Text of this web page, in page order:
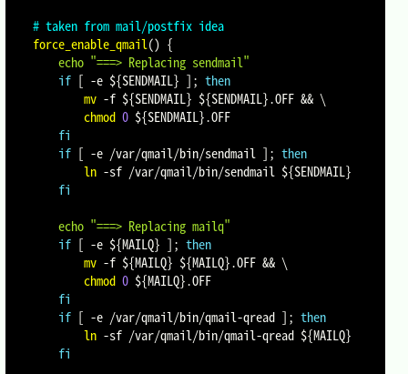
# taken from mail/postfix idea
force_enable_qmail() {
echo "===> Replacing sendmail"
if [ -e ${SENDMAIL} ]; then
mv -f ${SENDMAIL} ${SENDMAIL}.OFF && \
chmod 0 ${SENDMAIL}.OFF
fi
if [ -e /var/qmail/bin/sendmail ]; then
ln -sf /var/qmail/bin/sendmail ${SENDMAIL}
fi
echo "===> Replacing mailq"
if [ -e ${MAILQ} ]; then
mv -f ${MAILQ} ${MAILQ}.OFF && \
chmod 0 ${MAILQ}.OFF
fi
if [ -e /var/qmail/bin/qmail-qread ]; then
ln -sf /var/qmail/bin/qmail-qread ${MAILQ}
fi